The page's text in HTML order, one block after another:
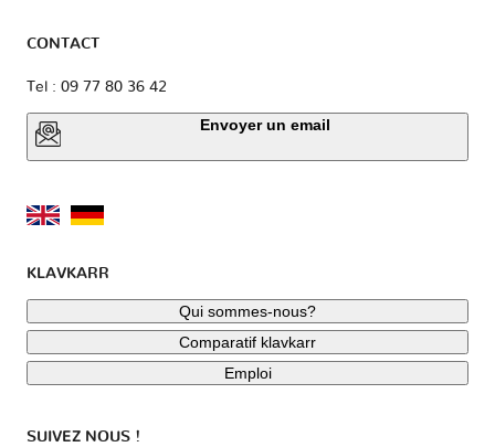
CONTACT
Tel : 09 77 80 36 42
Envoyer un email
KLAVKARR
Qui sommes-nous?
Comparatif klavkarr
Emploi
SUIVEZ NOUS !